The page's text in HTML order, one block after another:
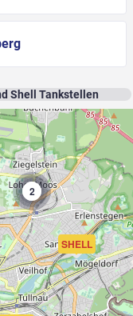
Shell Tankstellen
SHELL
2